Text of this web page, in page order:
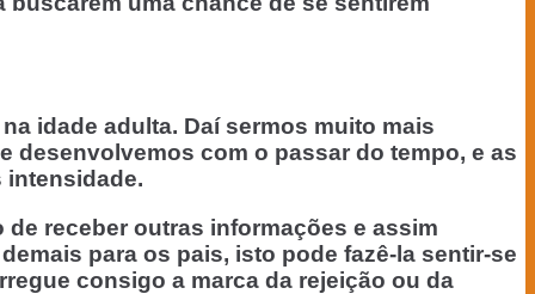
idade adulta. Daí sermos muito mais
desenvolvemos com o passar do tempo, e as
intensidade.
receber outras informações e assim
para os pais, isto pode fazê-la sentir-se
consigo a marca da rejeição ou da